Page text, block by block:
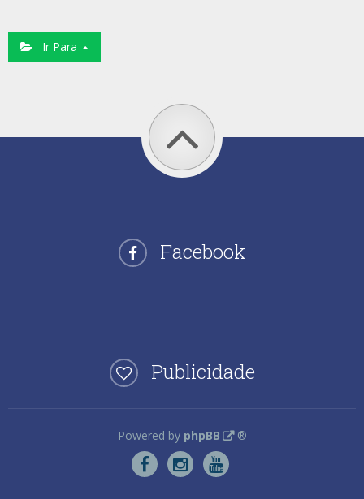
Ir Para
Facebook
Publicidade
Powered by phpBB ®